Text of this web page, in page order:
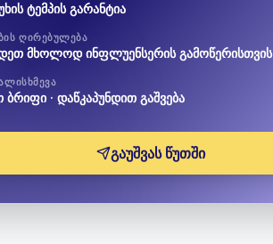
ტემპის გარანტია
ᲦᲘᲠᲔᲑᲣᲚᲔᲑᲐ
მხოლოდ ინფლუენსერის გამოწერისთვის
· დაწკაპუნდით გაშვება
გაუშვას წუთში